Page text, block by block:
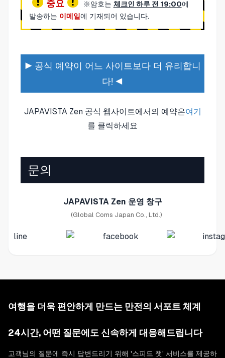
중요 ※암호는 체크인 하루 전 19:00에
발송하는 이메일에 기재되어 있습니다.
▶ 공식 예약이 어느 사이트보다 더 유리합니
다! ◀
JAPAVISTA Zen 공식 웹사이트에서의 예약은여기
를 클릭하세요
문의
JAPAVISTA Zen 운영 창구
(Global Coms Japan Co., Ltd.)
여행을 더욱 편안하게 만드는 만전의 서포트 체계
24시간, 어떤 질문에도 신속하게 대응해드립니다
고객님의 질문에 즉시 답변드리기 위해 '스피드 챗' 서비스를 제공하